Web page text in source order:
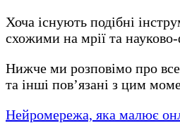
Хоча існують подібні
схожими на мрії та
Нижче ми розповімо про
та інші пов’язані з цим
Нейромережа, яка малює